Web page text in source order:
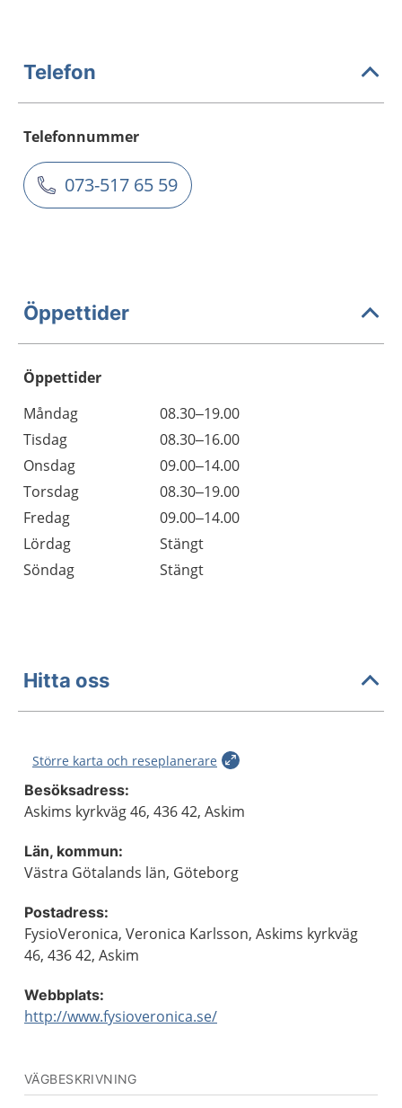
Telefon
Telefonnummer
073-517 65 59
Öppettider
Öppettider
Dag
Öppettider
Kommentarer
Måndag
08.30–19.00
Tisdag
08.30–16.00
Onsdag
09.00–14.00
Torsdag
08.30–19.00
Fredag
09.00–14.00
Lördag
Stängt
Söndag
Stängt
Hitta oss
Större karta och reseplanerare
Besöksadress:
Askims kyrkväg 46, 436 42, Askim
Län, kommun:
Västra Götalands län, Göteborg
Postadress:
FysioVeronica, Veronica Karlsson, Askims kyrkväg
46, 436 42, Askim
Webbplats:
http://www.fysioveronica.se/
VÄGBESKRIVNING